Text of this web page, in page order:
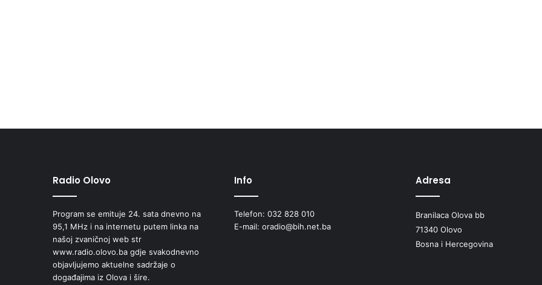
Radio Olovo
Program se emituje 24. sata dnevno na
95,1 MHz i na internetu putem linka na
našoj zvaničnoj web str
www.radio.olovo.ba gdje svakodnevno
objavljujemo aktuelne sadržaje o
događajima iz Olova i šire.
Info
Telefon: 032 828 010
E-mail: oradio@bih.net.ba
Adresa
Branilaca Olova bb
71340 Olovo
Bosna i Hercegovina